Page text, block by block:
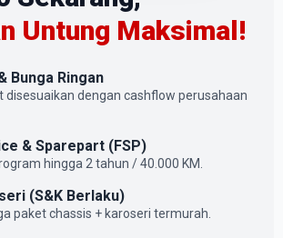
Untung Maksimal!
Bunga Ringan
disesuaikan dengan cashflow perusahaan
& Sparepart (FSP)
hingga 2 tahun / 40.000 KM.
(S&K Berlaku)
paket chassis + karoseri termurah.